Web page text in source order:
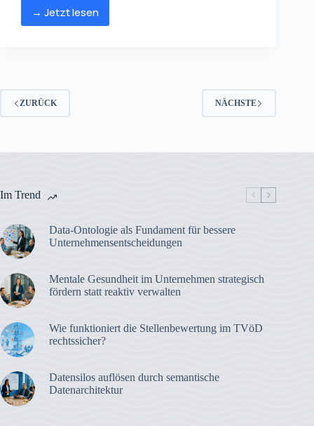
versteckte Kosten nicht effektiv beheben können.
→ Jetzt lesen
Datensilos
ZURÜCK NÄCHSTE
Im Trend
Data-Ontologie als Fundament für bessere
Unternehmensentscheidungen
Mentale Gesundheit im Unternehmen strategisch
fördern statt reaktiv verwalten
Wie funktioniert die Stellenbewertung im TVöD
rechtssicher?
Datensilos auflösen durch semantische
Datenarchitektur